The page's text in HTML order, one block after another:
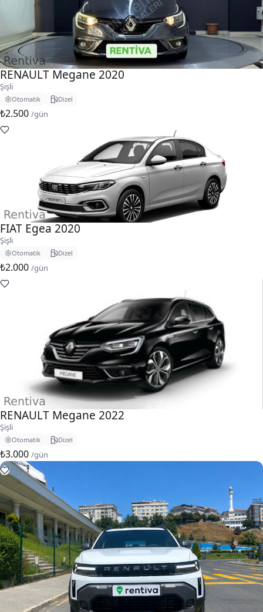
RENAULT Megane 2020
Şişli
Otomatik Dizel
₺2.500 /gün
FIAT Egea 2020
Şişli
Otomatik Dizel
₺2.000 /gün
RENAULT Megane 2022
Şişli
Otomatik Dizel
₺3.000 /gün